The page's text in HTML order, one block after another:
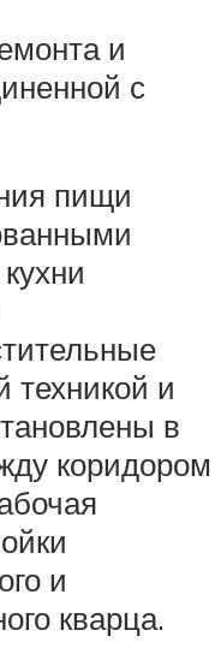
и
с
пищи
и
в
коридором
и
кварца.